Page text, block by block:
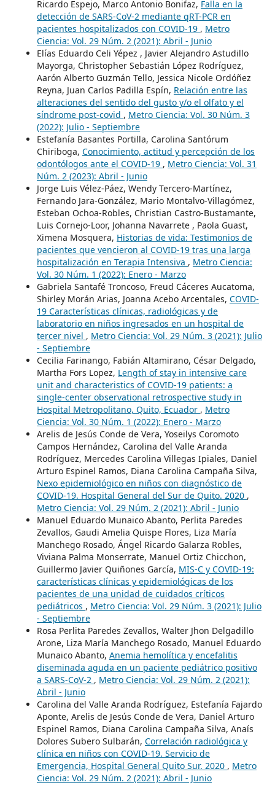
Ricardo Espejo, Marco Antonio Bonifaz, Falla en la
detección de SARS-CoV-2 mediante qRT-PCR en
pacientes hospitalizados con COVID-19 , Metro
Ciencia: Vol. 29 Núm. 2 (2021): Abril - Junio
Elías Eduardo Celi Yépez , Javier Alejandro Astudillo
Mayorga, Christopher Sebastián López Rodríguez,
Aarón Alberto Guzmán Tello, Jessica Nicole Ordóñez
Reyna, Juan Carlos Padilla Espín, Relación entre las
alteraciones del sentido del gusto y/o el olfato y el
síndrome post-covid , Metro Ciencia: Vol. 30 Núm. 3
(2022): Julio - Septiembre
Estefanía Basantes Portilla, Carolina Santórum
Chiriboga, Conocimiento, actitud y percepción de los
odontólogos ante el COVID-19 , Metro Ciencia: Vol. 31
Núm. 2 (2023): Abril - Junio
Jorge Luis Vélez-Páez, Wendy Tercero-Martínez,
Fernando Jara-González, Mario Montalvo-Villagómez,
Esteban Ochoa-Robles, Christian Castro-Bustamante,
Luis Cornejo-Loor, Johanna Navarrete , Paola Guast,
Ximena Mosquera, Historias de vida: Testimonios de
pacientes que vencieron al COVID-19 tras una larga
hospitalización en Terapia Intensiva , Metro Ciencia:
Vol. 30 Núm. 1 (2022): Enero - Marzo
Gabriela Santafé Troncoso, Freud Cáceres Aucatoma,
Shirley Morán Arias, Joanna Acebo Arcentales, COVID-
19 Características clínicas, radiológicas y de
laboratorio en niños ingresados en un hospital de
tercer nivel , Metro Ciencia: Vol. 29 Núm. 3 (2021): Julio
- Septiembre
Cecilia Farinango, Fabián Altamirano, César Delgado,
Martha Fors Lopez, Length of stay in intensive care
unit and characteristics of COVID-19 patients: a
single-center observational retrospective study in
Hospital Metropolitano, Quito, Ecuador , Metro
Ciencia: Vol. 30 Núm. 1 (2022): Enero - Marzo
Arelis de Jesús Conde de Vera, Yoseilys Coromoto
Campos Hernández, Carolina del Valle Aranda
Rodríguez, Mercedes Carolina Villegas Ipiales, Daniel
Arturo Espinel Ramos, Diana Carolina Campaña Silva,
Nexo epidemiológico en niños con diagnóstico de
COVID-19. Hospital General del Sur de Quito. 2020 ,
Metro Ciencia: Vol. 29 Núm. 2 (2021): Abril - Junio
Manuel Eduardo Munaico Abanto, Perlita Paredes
Zevallos, Gaudi Amelia Quispe Flores, Liza María
Manchego Rosado, Ángel Ricardo Galarza Robles,
Viviana Palma Monserrate, Manuel Ortiz Chicchon,
Guillermo Javier Quiñones García, MIS-C y COVID-19:
características clínicas y epidemiológicas de los
pacientes de una unidad de cuidados críticos
pediátricos , Metro Ciencia: Vol. 29 Núm. 3 (2021): Julio
- Septiembre
Rosa Perlita Paredes Zevallos, Walter Jhon Delgadillo
Arone, Liza María Manchego Rosado, Manuel Eduardo
Munaico Abanto, Anemia hemolítica y encefalitis
diseminada aguda en un paciente pediátrico positivo
a SARS-CoV-2 , Metro Ciencia: Vol. 29 Núm. 2 (2021):
Abril - Junio
Carolina del Valle Aranda Rodríguez, Estefanía Fajardo
Aponte, Arelis de Jesús Conde de Vera, Daniel Arturo
Espinel Ramos, Diana Carolina Campaña Silva, Anaís
Dolores Subero Sulbarán, Correlación radiológica y
clínica en niños con COVID-19. Servicio de
Emergencia, Hospital General Quito Sur. 2020 , Metro
Ciencia: Vol. 29 Núm. 2 (2021): Abril - Junio